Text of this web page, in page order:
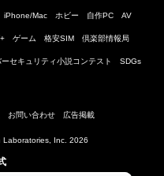
iPhone/Mac ホビー 自作PC AV
ゲーム 格安SIM 倶楽部情報局
セキュリティ小説コンテスト SDGs
お問い合わせ 広告掲載
Laboratories, Inc. 2026